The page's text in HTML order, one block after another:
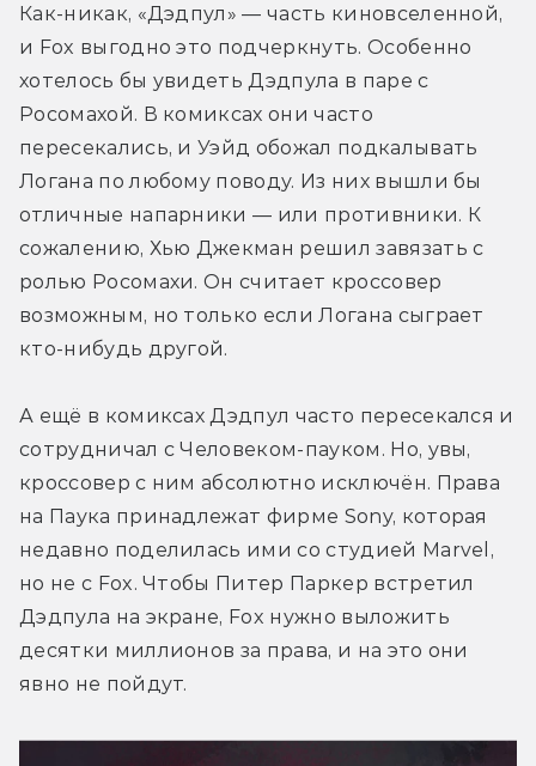
Как-никак, «Дэдпул» — часть киновселенной,
и Fox выгодно это подчеркнуть. Особенно
хотелось бы увидеть Дэдпула в паре с
Росомахой. В комиксах они часто
пересекались, и Уэйд обожал подкалывать
Логана по любому поводу. Из них вышли бы
отличные напарники — или противники. К
сожалению, Хью Джекман решил завязать с
ролью Росомахи. Он считает кроссовер
возможным, но только если Логана сыграет
кто-нибудь другой.
А ещё в комиксах Дэдпул часто пересекался и
сотрудничал с Человеком-пауком. Но, увы,
кроссовер с ним абсолютно исключён. Права
на Паука принадлежат фирме Sony, которая
недавно поделилась ими со студией Marvel,
но не с Fox. Чтобы Питер Паркер встретил
Дэдпула на экране, Fox нужно выложить
десятки миллионов за права, и на это они
явно не пойдут.